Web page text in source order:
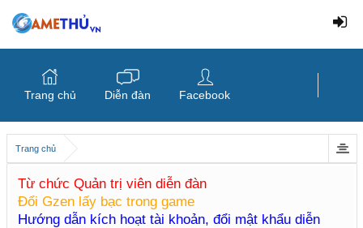
Trang chủ
Từ chức Quản trị viên diễn đàn
Đổi Gzen lấy bạc trong game
Hướng dẫn kích hoạt tài khoản, đổi mật khẩu diễn
Trang chủ Diễn đàn Facebook